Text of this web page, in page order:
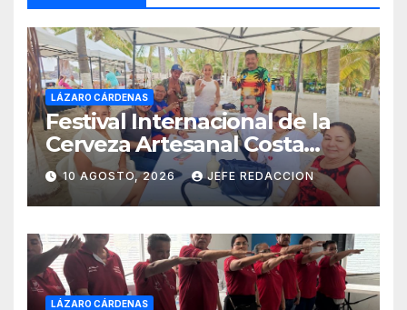
LÁZARO CÁRDENAS
Festival Internacional de la
Cerveza Artesanal Costa
Michoacán 2026 Cerro su 19ª
Edición
10 AGOSTO, 2026 JEFE REDACCION
LÁZARO CÁRDENAS